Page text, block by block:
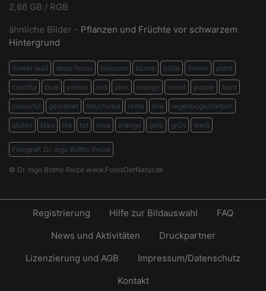
2,66 GB / RGB
ähnliche Bilder - Pflanzen und Früchte vor schwarzem
Hintergrund
flower wall deep focus blossom blume blüte flower plant
colorful blue yellow red pink orange violet purple bunt
colourful geordnet structured reihe line regenbogenfarben
blüten blau lila rot rosa orange gelb grün weiß
Fotograf: Dr. Ingo Botho Reize
© Dr. Ingo Botho Reize www.FotosDerNatur.de
Registrierung Hilfe zur Bildauswahl
FAQ
News und Aktivitäten
Druckpartner
Lizenzierung und AGB
Impressum/Datenschutz
Kontakt